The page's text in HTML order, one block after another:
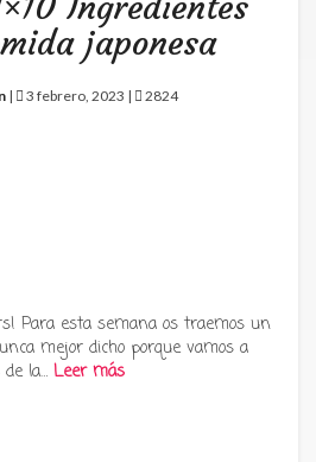
japonesa
| 3 febrero, 2023 | 2824
Para esta semana os traemos un
mejor dicho porque vamos a
la… Leer más